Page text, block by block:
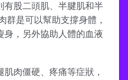
有股二頭肌、半腱肌和半
群是可以幫助支撐身體，
身，另外協助人體的血液
肉僵硬、疼痛等症狀，